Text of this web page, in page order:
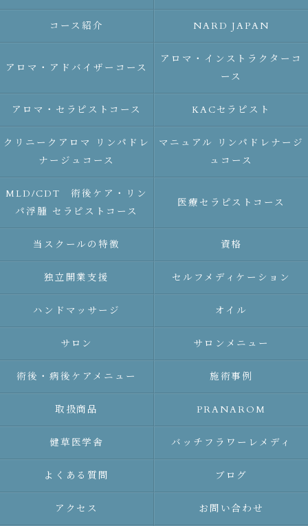
コース紹介 NARD JAPAN
アロマ・アドバイザーコース
アロマ・インストラクターコ
ース
アロマ・セラピストコース KACセラピスト
クリニークアロマ リンパドレ
ナージュコース
マニュアル リンパドレナージ
ュコース
MLD/CDT 術後ケア・リン
パ浮腫 セラピストコース
医療セラピストコース
当スクールの特徴 資格
独立開業支援 セルフメディケーション
ハンドマッサージ オイル
サロン サロンメニュー
術後・病後ケアメニュー 施術事例
取扱商品 PRANAROM
健草医学舎 バッチフラワーレメディ
よくある質問 ブログ
アクセス お問い合わせ